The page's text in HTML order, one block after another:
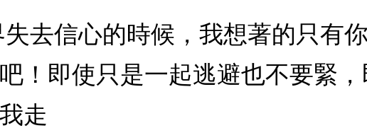
去信心的時候，我想著的只有
！即使只是一起逃避也不要緊
走